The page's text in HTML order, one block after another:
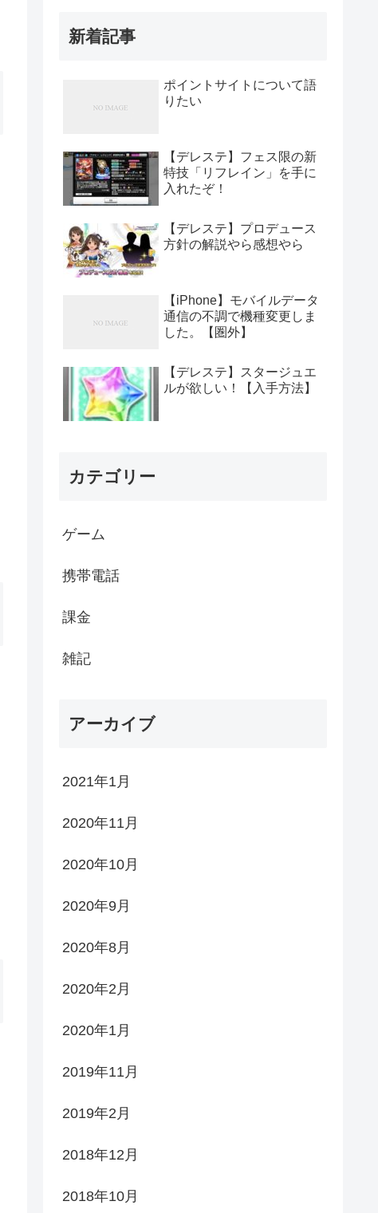
新着記事
ポイントサイトについて語
りたい
【デレステ】フェス限の新
特技「リフレイン」を手に
入れたぞ！
【デレステ】プロデュース
方針の解説やら感想やら
【iPhone】モバイルデータ
通信の不調で機種変更しま
した。【圏外】
【デレステ】スタージュエ
ルが欲しい！【入手方法】
カテゴリー
ゲーム
携帯電話
課金
雑記
アーカイブ
2021年1月
2020年11月
2020年10月
2020年9月
2020年8月
2020年2月
2020年1月
2019年11月
2019年2月
2018年12月
2018年10月